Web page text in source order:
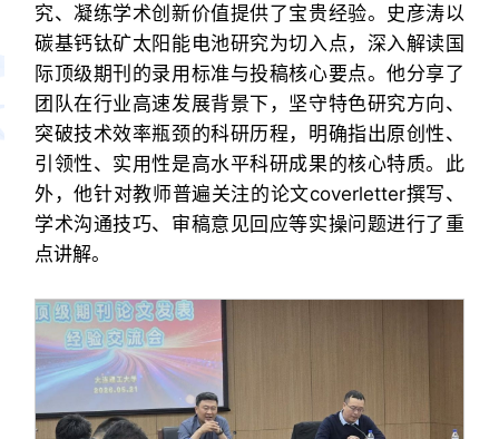
究、凝练学术创新价值提供了宝贵经验。史彦涛以
碳基钙钛矿太阳能电池研究为切入点，深入解读国
际顶级期刊的录用标准与投稿核心要点。他分享了
团队在行业高速发展背景下，坚守特色研究方向、
突破技术效率瓶颈的科研历程，明确指出原创性、
引领性、实用性是高水平科研成果的核心特质。此
外，他针对教师普遍关注的论文coverletter撰写、
学术沟通技巧、审稿意见回应等实操问题进行了重
点讲解。